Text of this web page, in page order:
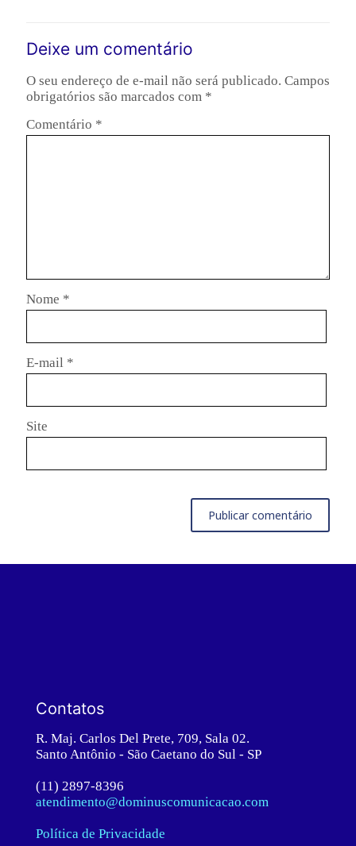
Deixe um comentário
O seu endereço de e-mail não será publicado. Campos
obrigatórios são marcados com *
Comentário *
Nome *
E-mail *
Site
Contatos
R. Maj. Carlos Del Prete, 709, Sala 02.
Santo Antônio - São Caetano do Sul - SP
(11) 2897-8396
atendimento@dominuscomunicacao.com
Política de Privacidade